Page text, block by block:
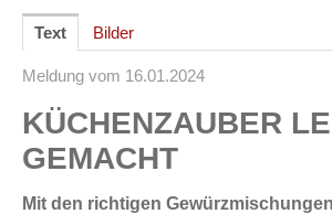
MEDIA
ÜBER UNS
KONTAKT
Text Bilder
Meldung vom 16.01.2024
KÜCHENZAUBER
GEMACHT
Mit den richtigen